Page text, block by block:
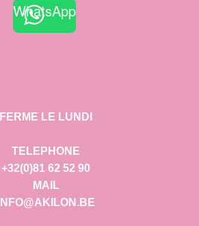
WhatsApp
FERME LE LUNDI
TELEPHONE
+32(0)81 62 52 90
MAIL
INFO@AKILON.BE